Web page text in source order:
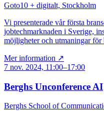
Goto10 + digitalt, Stockholm
Vi presenterade vår första
jobtechmarknaden i Sverige,
möjligheter och utmaningar för
Mer information ↗
7 nov. 2024, 11:00–17:00
Berghs Unconference AI
Berghs School of